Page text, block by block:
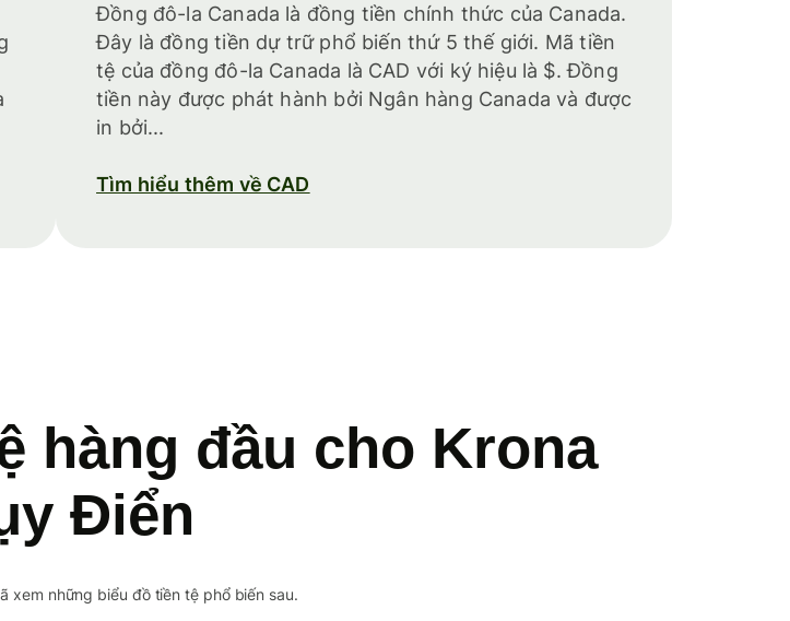
Đồng đô-la Canada là đồng tiền chính thức của Canada.
Đây là đồng tiền dự trữ phổ biến thứ 5 thế giới. Mã tiền
tệ của đồng đô-la Canada là CAD với ký hiệu là $. Đồng
tiền này được phát hành bởi Ngân hàng Canada và được
in bởi...
Tìm hiểu thêm về CAD
hàng đầu cho Krona
Điển
xem những biểu đồ tiền tệ phổ biến sau.